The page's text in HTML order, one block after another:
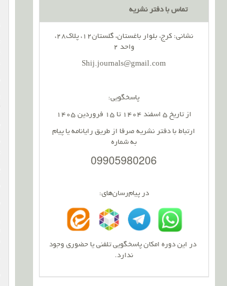
تماس با دفتر نشریه
نشانی: کرج، بلوار باغستان، گلستان12، پلاک28،
واحد 2
Shij.journals@gmail.com
پاسخگویی:
از تاریخ 5 اسفند 1404 تا 15 فروردین 1405
ارتباط با دفتر نشریه صرفا از طریق رایانامه یا پیام
به شماره
09905980206
در پیام‌رسان‌های:
در این دوره امکان پاسخگویی تلفنی یا حضوری وجود
ندارد.